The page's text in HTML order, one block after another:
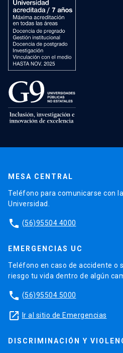
MESA CENTRAL
Teléfono para comunicarse con
Universidad.
phone (56)95504 4000
EMERGENCIAS UC
Teléfono en caso de accidente o
riesgo tu vida dentro de algún
phone (56)95504 5000
launch Ir al sitio de Emergencias
DISCRIMINACIÓN Y